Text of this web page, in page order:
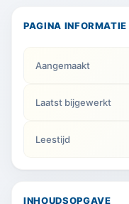
PAGINA INFORMATIE
Aangemaakt
Laatst bijgewerkt
Leestijd
INHOUDSOPGAVE